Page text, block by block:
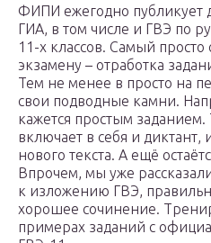
ФИПИ ежегодно публикует
ГИА, в том числе и ГВЭ по
11-х классов. Самый просто
экзамену – отработка
Тем не менее в просто на
свои подводные камни.
кажется простым
включает в себя и диктант,
нового текста. А ещё
Впрочем, мы уже
к изложению ГВЭ,
хорошее сочинение.
примерах заданий с